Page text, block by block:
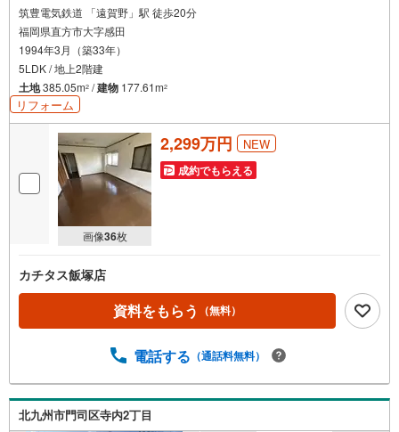
筑豊電気鉄道 「遠賀野」駅 徒歩20分
福岡県直方市大字感田
1994年3月（築33年）
5LDK / 地上2階建
土地385.05m2 /建物 177.61m2
リフォーム
画像36枚
2,299万円 NEW
成約でもらえる
カチタス飯塚店
資料をもらう （無料）
電話する （通話料無料）
北九州市門司区寺内2丁目